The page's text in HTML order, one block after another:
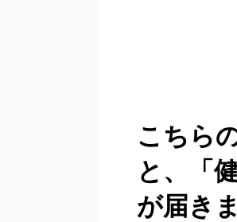
こちら
と、「
が届き